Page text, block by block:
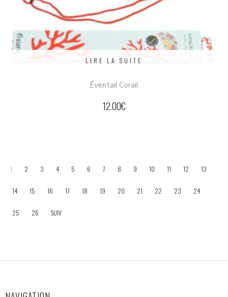
LIRE LA SUITE
Éventail Corail
12.00€
1 2 3 4 5 6 7 8 9 10 11 12 13
14 15 16 17 18 19 20 21 22 23 24
25 26 SUIV